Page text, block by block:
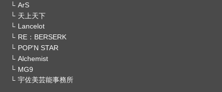
ArS
天上天下
Lancelot
RE：BERSERK
POP'N STAR
Alchemist
MG9
宇佐美芸能事務所